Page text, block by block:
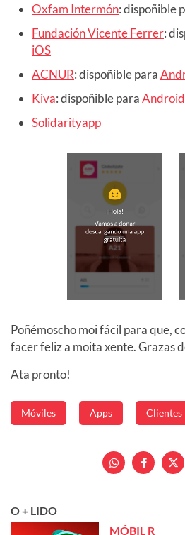
Oxfam Intermón: dispoñible
Fundación Vicente Ferrer:
iOS
ACNUR: dispoñible para
Kiva: dispoñible paraAndroid
Solidarityapp
Poñémoscho moi fácil para que,
facer feliz a moita xente. Grazas
Ata pronto!
Móviles Apps Clientes
O + LIDO
MÓBIL R